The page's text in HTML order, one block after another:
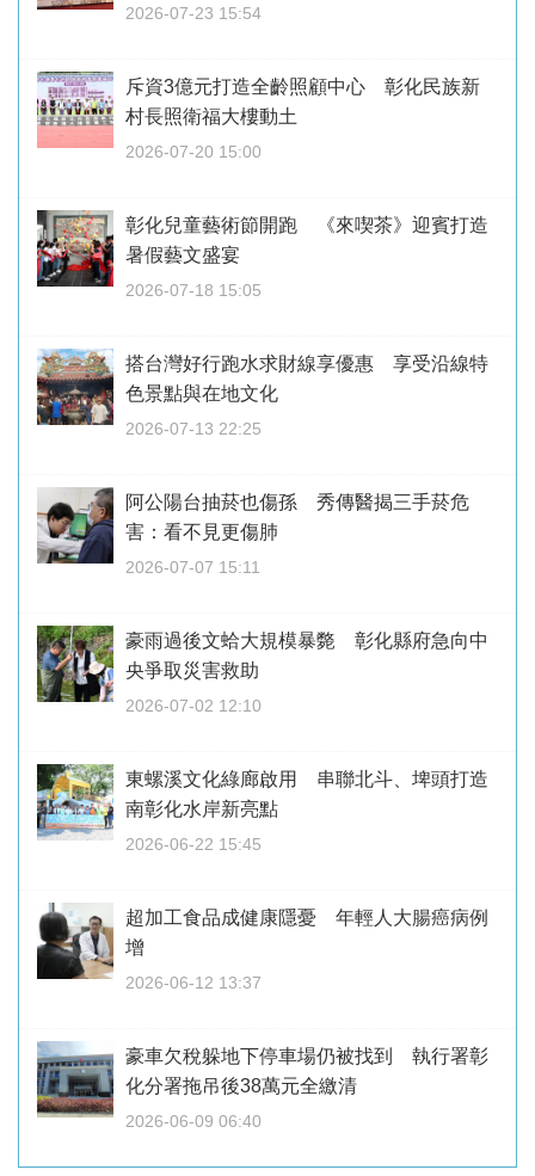
2026-07-23 15:54
斥資3億元打造全齡照顧中心 彰化民族新
村長照衛福大樓動土
2026-07-20 15:00
彰化兒童藝術節開跑 《來喫茶》迎賓打造
暑假藝文盛宴
2026-07-18 15:05
搭台灣好行跑水求財線享優惠 享受沿線特
色景點與在地文化
2026-07-13 22:25
阿公陽台抽菸也傷孫 秀傳醫揭三手菸危
害：看不見更傷肺
2026-07-07 15:11
豪雨過後文蛤大規模暴斃 彰化縣府急向中
央爭取災害救助
2026-07-02 12:10
東螺溪文化綠廊啟用 串聯北斗、埤頭打造
南彰化水岸新亮點
2026-06-22 15:45
超加工食品成健康隱憂 年輕人大腸癌病例
增
2026-06-12 13:37
豪車欠稅躲地下停車場仍被找到 執行署彰
化分署拖吊後38萬元全繳清
2026-06-09 06:40